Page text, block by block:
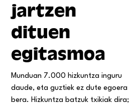
jartzen
dituen
egitasmoa
Munduan 7.000 hizkuntza inguru
daude, eta guztiek ez dute egoera
bera. Hizkuntza batzuk txikiak dira;